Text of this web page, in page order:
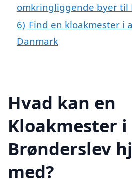
omkringliggende byer til
6) Find en kloakmester i
Danmark
Hvad kan en
Kloakmester i
Brønderslev
med?